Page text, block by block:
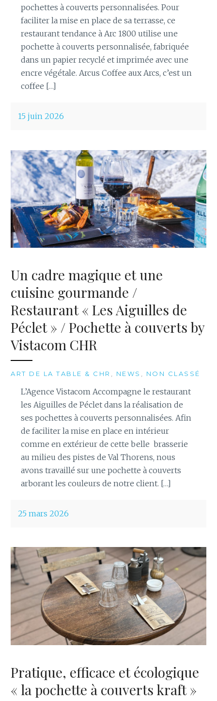
pochettes à couverts personnalisées. Pour
faciliter la mise en place de sa terrasse, ce
restaurant tendance à Arc 1800 utilise une
pochette à couverts personnalisée, fabriquée
dans un papier recyclé et imprimée avec une
encre végétale. Arcus Coffee aux Arcs, c’est un
coffee […]
15 juin 2026
Un cadre magique et une
cuisine gourmande /
Restaurant « Les Aiguilles de
Péclet » / Pochette à couverts by
Vistacom CHR
ART DE LA TABLE & CHR NEWS NON CLASSÉ
L’Agence Vistacom Accompagne le restaurant
les Aiguilles de Péclet dans la réalisation de
ses pochettes à couverts personnalisées. Afin
de faciliter la mise en place en intérieur
comme en extérieur de cette belle brasserie
au milieu des pistes de Val Thorens, nous
avons travaillé sur une pochette à couverts
arborant les couleurs de notre client. […]
25 mars 2026
Pratique, efficace et écologique
« la pochette à couverts kraft »